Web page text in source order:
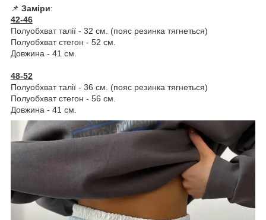
📌 Заміри:
42-46
Полуобхват талії - 32 см. (пояс резинка тягнеться)
Полуобхват стегон - 52 см.
Довжина - 41 см.
48-52
Полуобхват талії - 36 см. (пояс резинка тягнеться)
Полуобхват стегон - 56 см.
Довжина - 41 см.